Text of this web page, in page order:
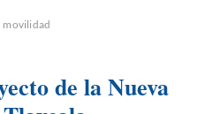
movilidad
de la Nueva